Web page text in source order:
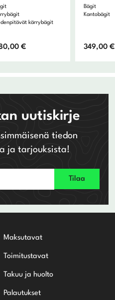
kärrybägit
€
Bägit
Kantobägit
349,00€
uutiskirje
tiedon
ja tarjouksista!
Maksutavat
Toimitustavat
Takuu ja huolto
Palautukset